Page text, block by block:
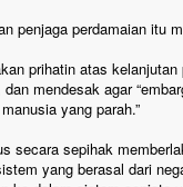
penjaga perdamaian itu
prihatin atas
mendesak agar
yang parah.”
secara sepihak
yang berasal dari